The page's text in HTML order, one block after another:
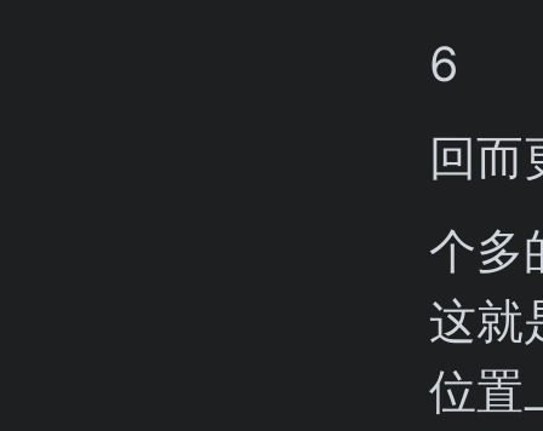
6
回而
个多
这就
位置